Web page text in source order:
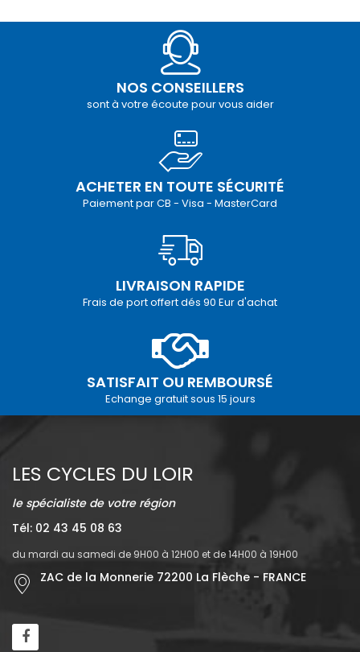
NOS CONSEILLERS
sont à votre écoute pour vous aider
ACHETER EN TOUTE SÉCURITÉ
Paiement par CB - Visa - MasterCard
LIVRAISON RAPIDE
Frais de port offert dés 90 Eur d'achat
SATISFAIT OU REMBOURSÉ
Echange gratuit sous 15 jours
LES CYCLES DU LOIR
le spécialiste de votre région
Tél: 02 43 45 08 63
du mardi au samedi de 9H00 à 12H00 et de 14H00 à 19H00
ZAC de la Monnerie 72200 La Flèche - FRANCE